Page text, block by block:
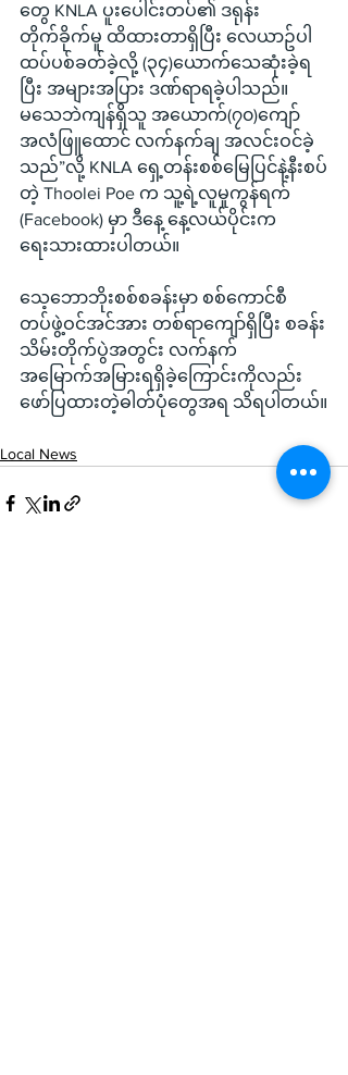
တွေ KNLA ပူးပေါင်းတပ်၏ ဒရုန်း
တိုက်ခိုက်မူ ထိထားတာရှိပြီး လေယာဥ်ပါ
ထပ်ပစ်ခတ်ခဲ့လို့ (၃၄)ယောက်သေဆုံးခဲ့ရ
ပြီး အများအပြား ဒဏ်ရာရခဲ့ပါသည်။
မသေဘဲကျန်ရှိသူ အယောက်(၇၀)ကျော်
အလံဖြူထောင် လက်နက်ချ အလင်းဝင်ခဲ့
သည်”လို့ KNLA ရှေ့တန်းစစ်မြေပြင်နဲ့နီးစပ်
တဲ့ Thoolei Poe က သူ့ရဲ့လူမှုကွန်ရက်
(Facebook) မှာ ဒီနေ့ နေ့လယ်ပိုင်းက
ရေးသားထားပါတယ်။
သေ့ဘောဘိုးစစ်စခန်းမှာ စစ်ကောင်စီ
တပ်ဖွဲ့ဝင်အင်အား တစ်ရာကျော်ရှိပြီး စခန်း
သိမ်းတိုက်ပွဲအတွင်း လက်နက်
အမြောက်အမြားရရှိခဲ့ကြောင်းကိုလည်း
ဖော်ပြထားတဲ့ဓါတ်ပုံတွေအရ သိရပါတယ်။
Local News